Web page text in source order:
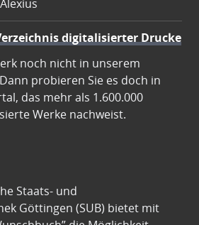
digitalisierter Drucke
noch nicht in unserem
probieren Sie es doch in
das mehr als 1.600.000
Werke nachweist.
Staats- und
Göttingen (SUB) bietet mit